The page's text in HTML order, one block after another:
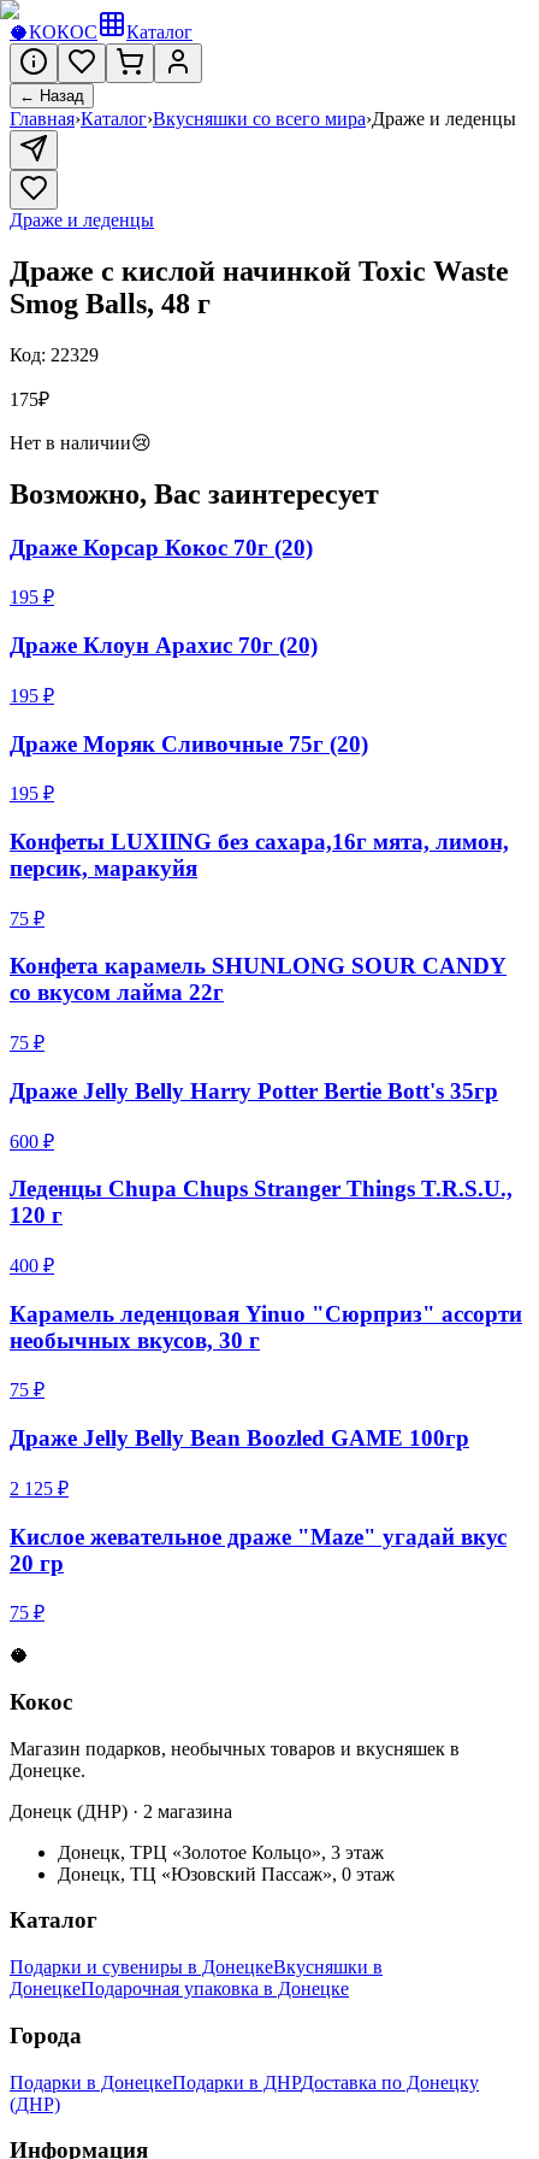
🥥КОКОС Каталог
← Назад
Главная›Каталог›Вкусняшки со всего мира›Драже и леденцы
Драже и леденцы
Драже с кислой начинкой Toxic Waste
Smog Balls, 48 г
Код: 22329
175₽
Нет в наличии😢
Возможно, Вас заинтересует
Драже Корсар Кокос 70г (20)
195 ₽
Драже Клоун Арахис 70г (20)
195 ₽
Драже Моряк Сливочные 75г (20)
195 ₽
Конфеты LUXIING без сахара,16г мята, лимон,
персик, маракуйя
75 ₽
Конфета карамель SHUNLONG SOUR CANDY
со вкусом лайма 22г
75 ₽
Драже Jelly Belly Harry Potter Bertie Bott's 35гр
600 ₽
Леденцы Chupa Chups Stranger Things T.R.S.U.,
120 г
400 ₽
Карамель леденцовая Yinuo "Сюрприз" ассорти
необычных вкусов, 30 г
75 ₽
Драже Jelly Belly Bean Boozled GAME 100гр
2 125 ₽
Кислое жевательное драже "Maze" угадай вкус
20 гр
75 ₽
🥥
Кокос
Магазин подарков, необычных товаров и вкусняшек в
Донецке.
Донецк (ДНР) · 2 магазина
Донецк, ТРЦ «Золотое Кольцо», 3 этаж
Донецк, ТЦ «Юзовский Пассаж», 0 этаж
Каталог
Подарки и сувениры в ДонецкеВкусняшки в
ДонецкеПодарочная упаковка в Донецке
Города
Подарки в ДонецкеПодарки в ДНРДоставка по Донецку
(ДНР)
Информация